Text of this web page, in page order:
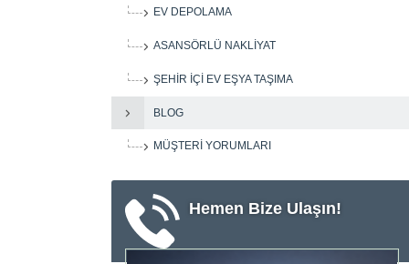
EV DEPOLAMA
ASANSÖRLÜ NAKLIYAT
ŞEHIR IÇI EV EŞYA TAŞIMA
BLOG
MÜŞTERI YORUMLARI
Hemen Bize Ulaşın!